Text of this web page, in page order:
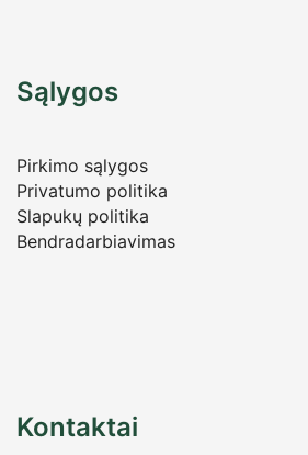
Sąlygos
Pirkimo sąlygos
Privatumo politika
Slapukų politika
Bendradarbiavimas
Kontaktai